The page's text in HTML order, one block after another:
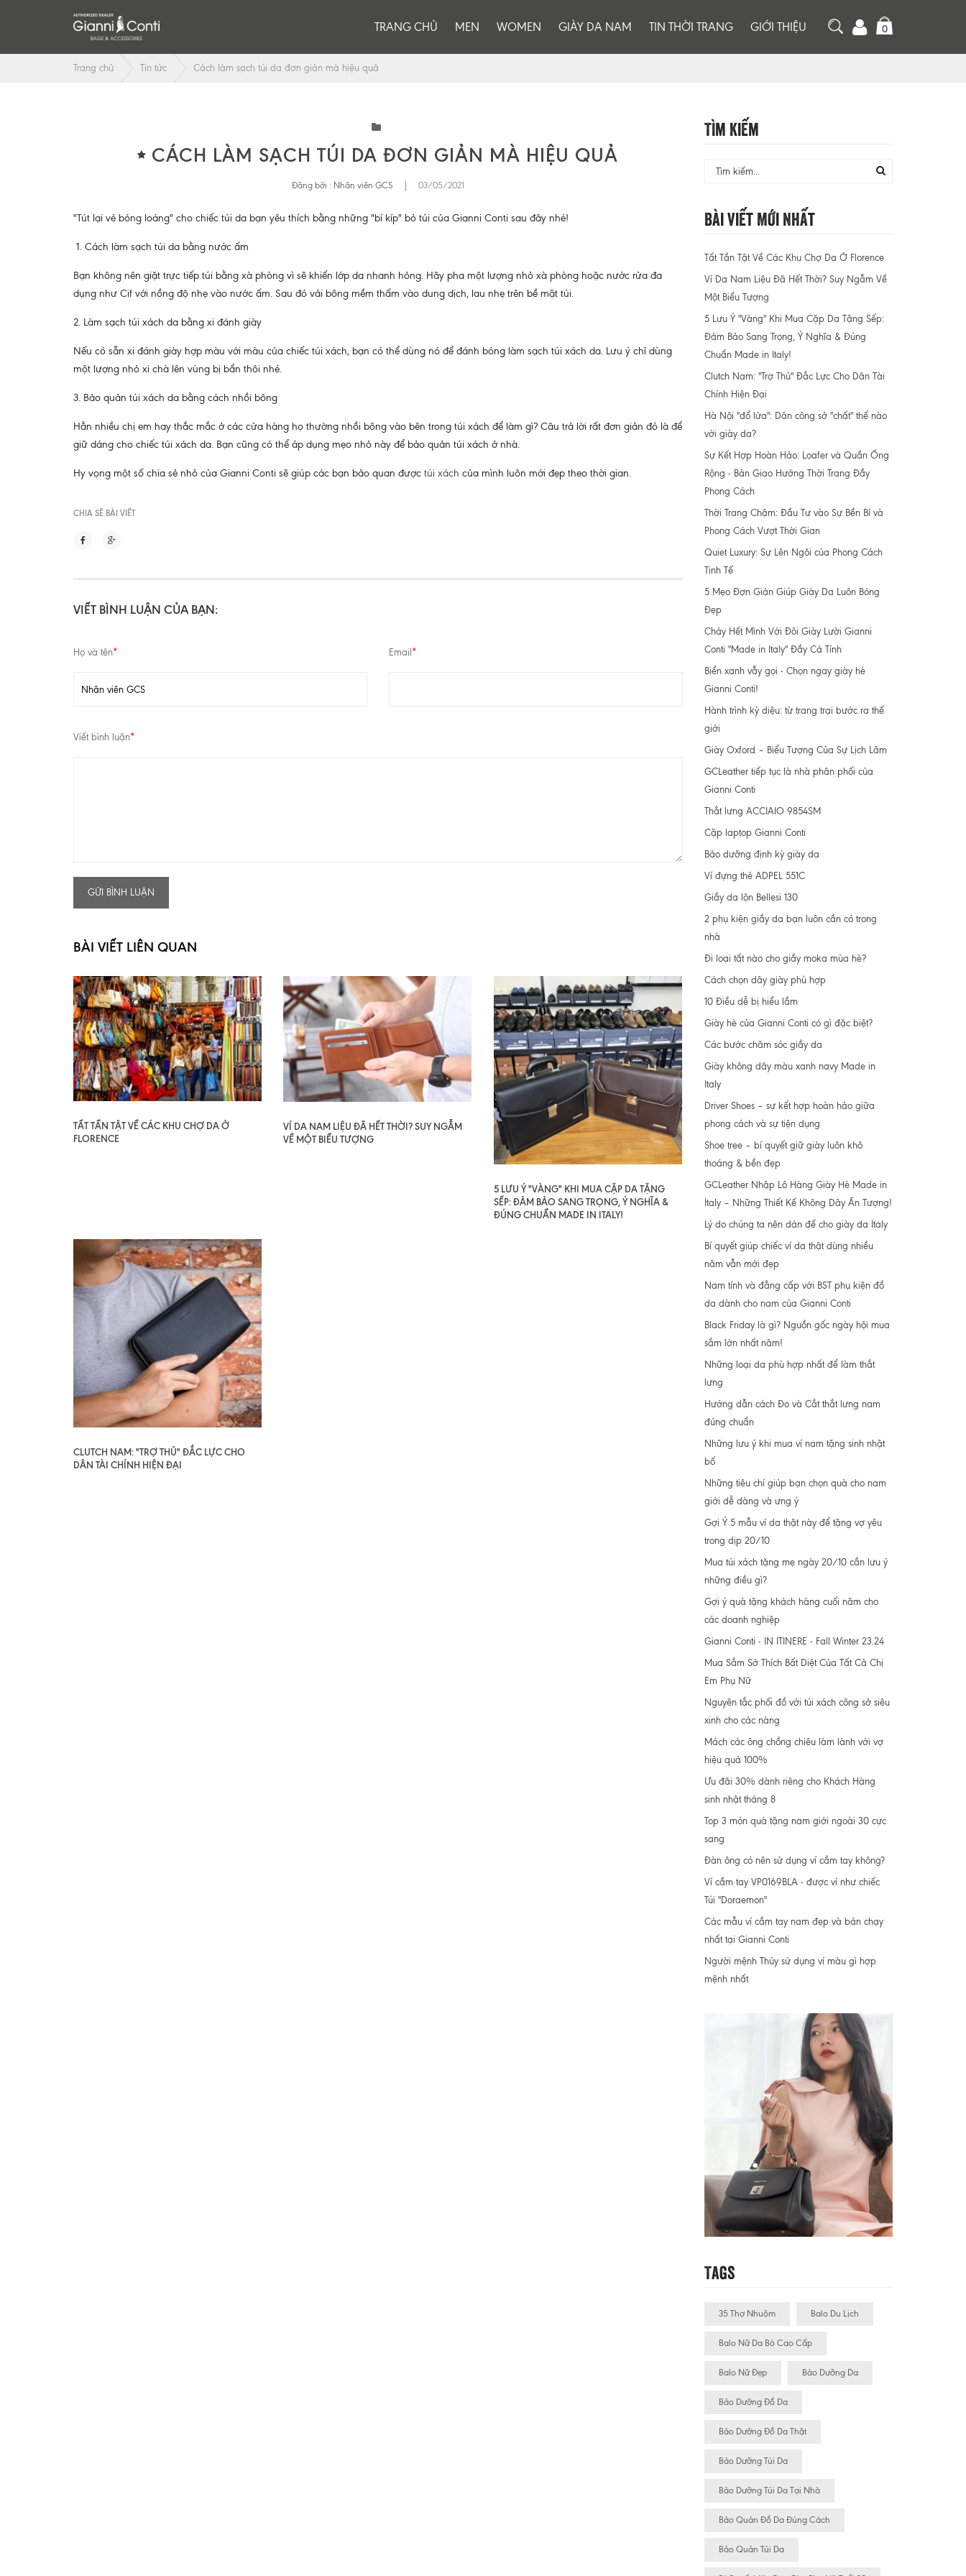
TRANG CHỦ MEN WOMEN GIÀY DA NAM TIN THỜI TRANG GIỚI THIỆU 0
Trang chủ Tin tức Cách làm sạch túi da đơn giản mà hiệu quả
CÁCH LÀM SẠCH TÚI DA ĐƠN GIẢN MÀ HIỆU QUẢ
Đăng bởi : Nhân viên GCS 03/05/2021
"Tút lại vẻ bóng loáng" cho chiếc túi da bạn yêu thích bằng những "bí kíp" bỏ túi của Gianni Conti sau đây nhé!
1. Cách làm sạch túi da bằng nước ấm
Bạn không nên giặt trực tiếp túi bằng xà phòng vì sẽ khiến lớp da nhanh hỏng. Hãy pha một lượng nhỏ xà phòng hoặc nước rửa đa
dụng như Cif với nồng độ nhẹ vào nước ấm. Sau đó vải bông mềm thấm vào dung dịch, lau nhẹ trên bề mặt túi.
2. Làm sạch túi xách da bằng xi đánh giày
Nếu có sẵn xi đánh giày hợp màu với màu của chiếc túi xách, bạn có thể dùng nó để đánh bóng làm sạch túi xách da. Lưu ý chỉ dùng
một lượng nhỏ xi chà lên vùng bị bẩn thôi nhé.
3. Bảo quản túi xách da bằng cách nhồi bông
Hẳn nhiều chị em hay thắc mắc ở các cửa hàng họ thường nhồi bông vào bên trong túi xách để làm gì? Câu trả lời rất đơn giản đó là để
giữ dáng cho chiếc túi xách da. Bạn cũng có thể áp dụng mẹo nhỏ này để bảo quản túi xách ở nhà.
Hy vọng một số chia sẻ nhỏ của Gianni Conti sẽ giúp các bạn bảo quan được túi xách của mình luôn mới đẹp theo thời gian.
CHIA SẼ BÀI VIẾT
VIẾT BÌNH LUẬN CỦA BẠN:
Họ và tên* Email *
Viết bình luận*
GỬI BÌNH LUẬN
BÀI VIẾT LIÊN QUAN
TẤT TẦN TẬT VỀ CÁC KHU CHỢ DA Ở
FLORENCE
VÍ DA NAM LIỆU ĐÃ HẾT THỜI? SUY NGẪM
VỀ MỘT BIỂU TƯỢNG
5 LƯU Ý "VÀNG" KHI MUA CẶP DA TẶNG
SẾP: ĐẢM BẢO SANG TRỌNG, Ý NGHĨA &
ĐÚNG CHUẨN MADE IN ITALY!
CLUTCH NAM: "TRỢ THỦ" ĐẮC LỰC CHO
DÂN TÀI CHÍNH HIỆN ĐẠI
Tìm Kiếm
Bài Viết Mới Nhất
Tất Tần Tật Về Các Khu Chợ Da Ở Florence
Ví Da Nam Liệu Đã Hết Thời? Suy Ngẫm Về
Một Biểu Tượng
5 Lưu Ý "Vàng" Khi Mua Cặp Da Tặng Sếp:
Đảm Bảo Sang Trọng, Ý Nghĩa & Đúng
Chuẩn Made in Italy!
Clutch Nam: "Trợ Thủ" Đắc Lực Cho Dân Tài
Chính Hiện Đại
Hà Nội "đổ lửa": Dân công sở "chất" thế nào
với giày da?
Sự Kết Hợp Hoàn Hảo: Loafer và Quần Ống
Rộng - Bản Giao Hưởng Thời Trang Đầy
Phong Cách
Thời Trang Chậm: Đầu Tư vào Sự Bền Bỉ và
Phong Cách Vượt Thời Gian
Quiet Luxury: Sự Lên Ngôi của Phong Cách
Tinh Tế
5 Mẹo Đơn Giản Giúp Giày Da Luôn Bóng
Đẹp
Cháy Hết Mình Với Đôi Giày Lười Gianni
Conti "Made in Italy" Đầy Cá Tính
Biển xanh vẫy gọi - Chọn ngay giày hè
Gianni Conti!
Hành trình kỳ diệu: từ trang trại bước ra thế
giới
Giày Oxford – Biểu Tượng Của Sự Lịch Lãm
GCLeather tiếp tục là nhà phân phối của
Gianni Conti
Thắt lưng ACCIAIO 9854SM
Cặp laptop Gianni Conti
Bảo dưỡng định kỳ giày da
Ví đựng thẻ ADPEL 551C
Giầy da lộn Bellesi 130
2 phụ kiện giầy da bạn luôn cần có trong
nhà
Đi loại tất nào cho giầy moka mùa hè?
Cách chọn dây giày phù hợp
10 Điều dễ bị hiểu lầm
Giày hè của Gianni Conti có gì đặc biệt?
Các bước chăm sóc giầy da
Giày không dây màu xanh navy Made in
Italy
Driver Shoes – sự kết hợp hoàn hảo giữa
phong cách và sự tiện dụng
Shoe tree – bí quyết giữ giày luôn khô
thoáng & bền đẹp
GCLeather Nhập Lô Hàng Giày Hè Made in
Italy – Những Thiết Kế Không Dây Ấn Tượng!
Lý do chúng ta nên dán đế cho giày da Italy
Bí quyết giúp chiếc ví da thật dùng nhiều
năm vẫn mới đẹp
Nam tính và đẳng cấp với BST phụ kiện đồ
da dành cho nam của Gianni Conti
Black Friday là gì? Nguồn gốc ngày hội mua
sắm lớn nhất năm!
Những loại da phù hợp nhất để làm thắt
lưng
Hướng dẫn cách Đo và Cắt thắt lưng nam
đúng chuẩn
Những lưu ý khi mua ví nam tặng sinh nhật
bố
Những tiêu chí giúp bạn chọn quà cho nam
giới dễ dàng và ưng ý
Gợi Ý 5 mẫu ví da thật này để tặng vợ yêu
trong dịp 20/10
Mua túi xách tặng mẹ ngày 20/10 cần lưu ý
những điều gì?
Gợi ý quà tặng khách hàng cuối năm cho
các doanh nghiệp
Gianni Conti - IN ITINERE - Fall Winter 23.24
Mua Sắm Sở Thích Bất Diệt Của Tất Cả Chị
Em Phụ Nữ
Nguyên tắc phối đồ với túi xách công sở siêu
xinh cho các nàng
Mách các ông chồng chiêu làm lành với vợ
hiệu quả 100%
Ưu đãi 30% dành riêng cho Khách Hàng
sinh nhật tháng 8
Top 3 món quà tặng nam giới ngoài 30 cực
sang
Đàn ông có nên sử dụng ví cầm tay không?
Ví cầm tay VP0169BLA - được ví như chiếc
Túi "Doraemon"
Các mẫu ví cầm tay nam đẹp và bán chạy
nhất tại Gianni Conti
Người mệnh Thủy sử dụng ví màu gì hợp
mệnh nhất
Tags
35 Thợ Nhuộm Balo Du Lịch
Balo Nữ Da Bò Cao Cấp
Balo Nữ Đẹp Bảo Dưỡng Da
Bảo Dưỡng Đồ Da
Bảo Dưỡng Đồ Da Thật
Bảo Dưỡng Túi Da
Bảo Dưỡng Túi Da Tại Nhà
Bảo Quản Đồ Da Đúng Cách
Bảo Quản Túi Da